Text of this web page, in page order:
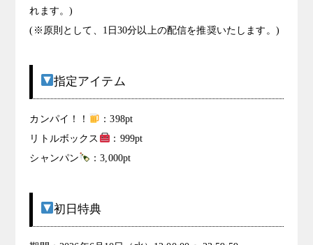
れます。)
(※原則として、1日30分以上の配信を推奨いたします。)
指定アイテム
カンパイ！！
：398pt
リトルボックス
：999pt
シャンパン
：3,000pt
初日特典